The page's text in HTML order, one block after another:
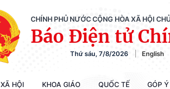
CHÍNH PHỦ NƯỚC CỘNG HÒA XÃ HỘI
Báo Điện tử
Thứ sáu, 7/8/2026 English
XÃ HỘI KHOA GIÁO QUỐC TẾ GÓP